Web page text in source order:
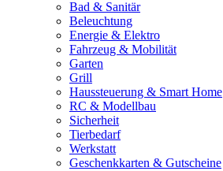
Bad & Sanitär
Beleuchtung
Energie & Elektro
Fahrzeug & Mobilität
Garten
Grill
Haussteuerung & Smart Home
RC & Modellbau
Sicherheit
Tierbedarf
Werkstatt
Geschenkkarten & Gutscheine